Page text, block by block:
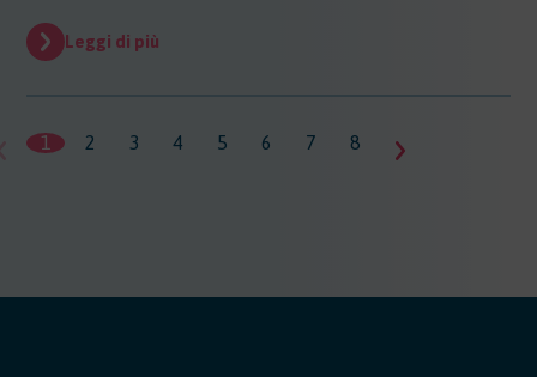
Leggi di più
1 2 3 4 5 6 7 8 9